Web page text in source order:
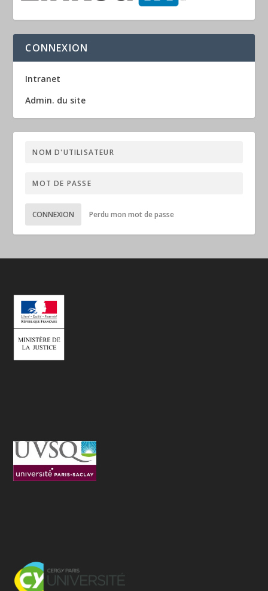
CONNEXION
Intranet
Admin. du site
CONNEXION Perdu mon mot de passe